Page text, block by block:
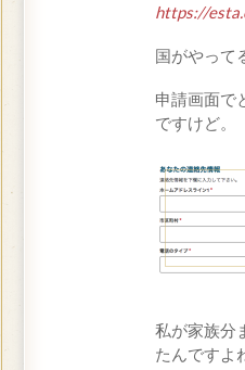
https://
国がやって
申請画面で
ですけど。
私が家族分
たんですよ